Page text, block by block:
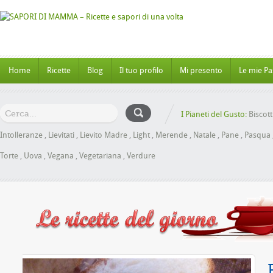
Home Ricette Blog Il tuo profilo Mi presento Le mie
I Pianeti del Gusto:
Intolleranze , Lievitati , Lievito Madre , Light , Merende , Natale , Pane , Pasqua
Torte , Uova , Vegana , Vegetariana , Verdure
Miele senza